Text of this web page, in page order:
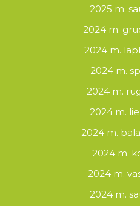
2025 m.
2024 m.
2024 m.
2024 m.
2024 m.
2024 m.
2024 m.
2024 m.
2024 m.
2024 m.